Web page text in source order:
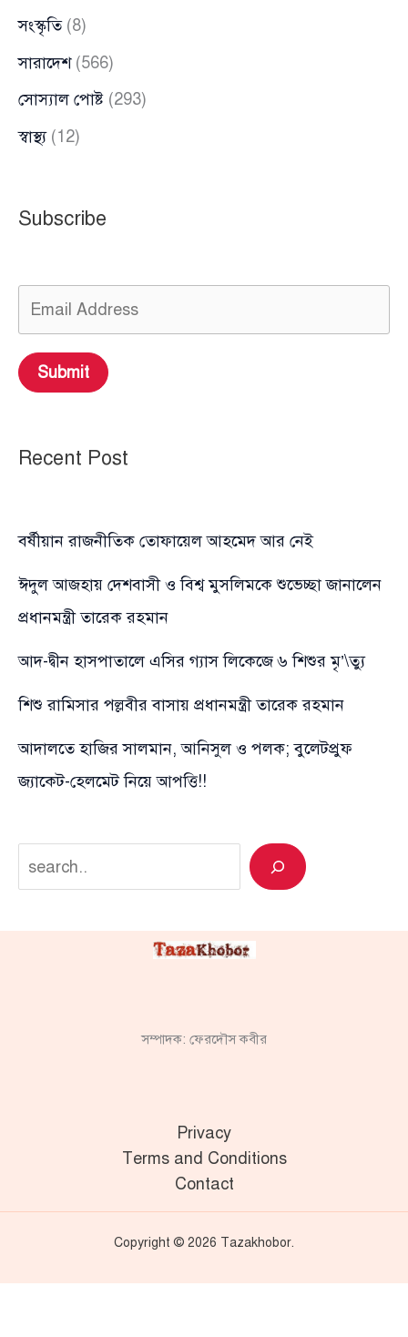
সংস্কৃতি(8)
সারাদেশ(566)
সোস্যাল পোষ্ট (293)
স্বাস্থ্য(12)
Subscribe
Submit
Recent Post
বর্ষীয়ান রাজনীতিক তোফায়েল আহমেদ আর নেই
ঈদুল আজহায় দেশবাসী ও বিশ্ব মুসলিমকে শুভেচ্ছা জানালেন
প্রধানমন্ত্রী তারেক রহমান
আদ-দ্বীন হাসপাতালে এসির গ্যাস লিকেজে ৬ শিশুর মৃ’\ত্যু
শিশু রামিসার পল্লবীর বাসায় প্রধানমন্ত্রী তারেক রহমান
আদালতে হাজির সালমান, আনিসুল ও পলক; বুলেটপ্রুফ
জ্যাকেট-হেলমেট নিয়ে আপত্তি!!
Search
সম্পাদক: ফেরদৌস কবীর
Privacy
Terms and Conditions
Contact
Copyright © 2026 Tazakhobor.